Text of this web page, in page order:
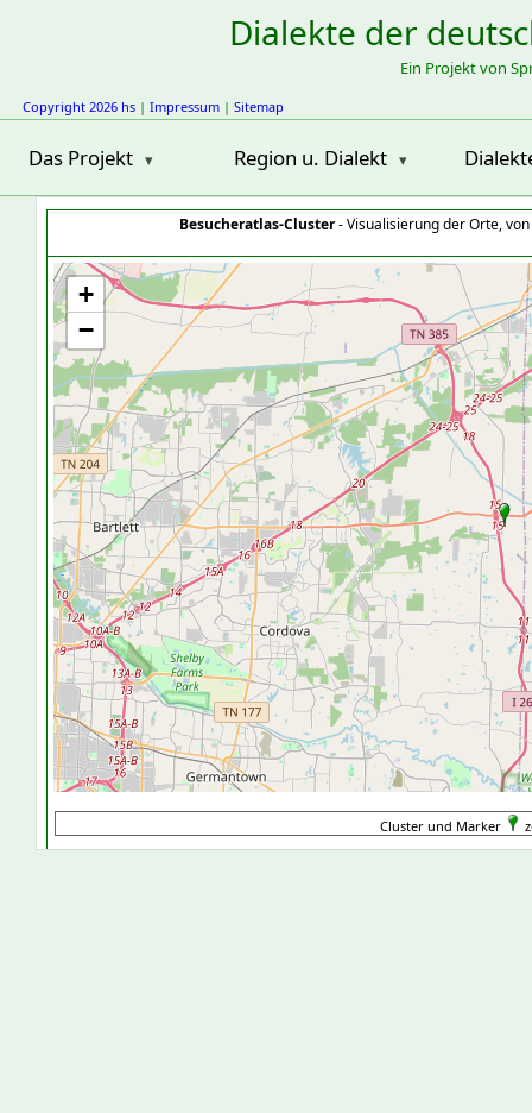
Dialekte der
Ein Projekt von
Copyright 2026 hs | Impressum | Sitemap
Das Projekt Region u. Dialekt
Besucheratlas-Cluster- Visualisierung der Orte,
+
−
Cluster und Marker